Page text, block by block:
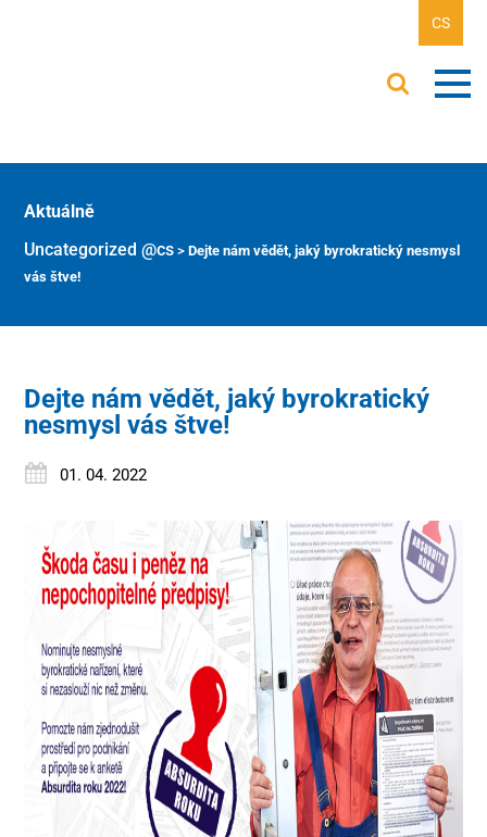
CS
Aktuálně
Uncategorized @cs >Dejte nám vědět, jaký byrokratický nesmysl
vás štve!
Dejte nám vědět, jaký byrokratický
nesmysl vás štve!
01. 04. 2022